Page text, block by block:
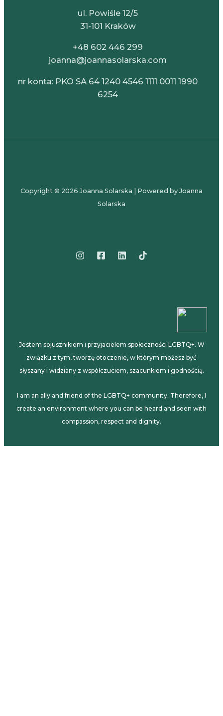
ul. Powiśle 12/5
31-101 Kraków
+48 602 446 299
joanna@joannasolarska.com
nr konta: PKO SA 64 1240 4546 1111 0011 1990
6254
Copyright © 2026 Joanna Solarska | Powered by Joanna
Solarska
Jestem sojusznikiem i przyjacielem społeczności LGBTQ+. W
związku z tym, tworzę otoczenie, w którym możesz być
słyszany i widziany z współczuciem, szacunkiem i godnością.
I am an ally and friend of the LGBTQ+ community. Therefore, I
create an environment where you can be heard and seen with
compassion, respect and dignity.